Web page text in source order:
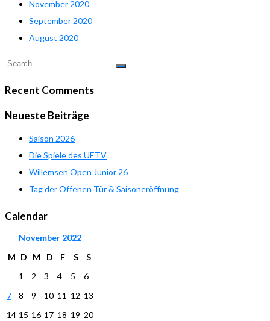
November 2020
September 2020
August 2020
Recent Comments
Neueste Beiträge
Saison 2026
Die Spiele des UETV
Willemsen Open Junior 26
Tag der Offenen Tür & Saisoneröffnung
Calendar
November 2022
M D M D F S
S
1
2 3 4 5
6
7
8 9 10 11 12 13
14 15 16 17 18 19 20